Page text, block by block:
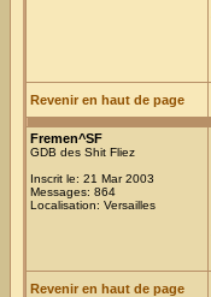
Revenir en haut de page
Fremen^SF
GDB des Shit Fliez
Inscrit le: 21 Mar 2003
Messages: 864
Localisation: Versailles
Revenir en haut de page